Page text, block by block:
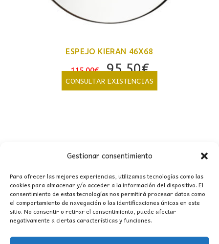
Gestionar consentimiento
Para ofrecer las mejores experiencias, utilizamos tecnologías como las
cookies para almacenar y/o acceder a la información del dispositivo. El
consentimiento de estas tecnologías nos permitirá procesar datos como
el comportamiento de navegación o las identificaciones únicas en este
sitio. No consentir o retirar el consentimiento, puede afectar
negativamente a ciertas características y funciones.
ESPEJO KIERAN 46X68
115,00€
El
precio
original
95,50€El
precio
actual
CONSULTAR EXISTENCIAS
CONTACTO
MI CUENTA